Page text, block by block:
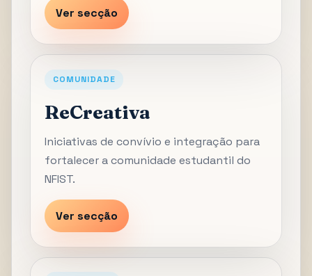
Ver secção
COMUNIDADE
ReCreativa
Iniciativas de convívio e integração para
fortalecer a comunidade estudantil do
NFIST.
Ver secção